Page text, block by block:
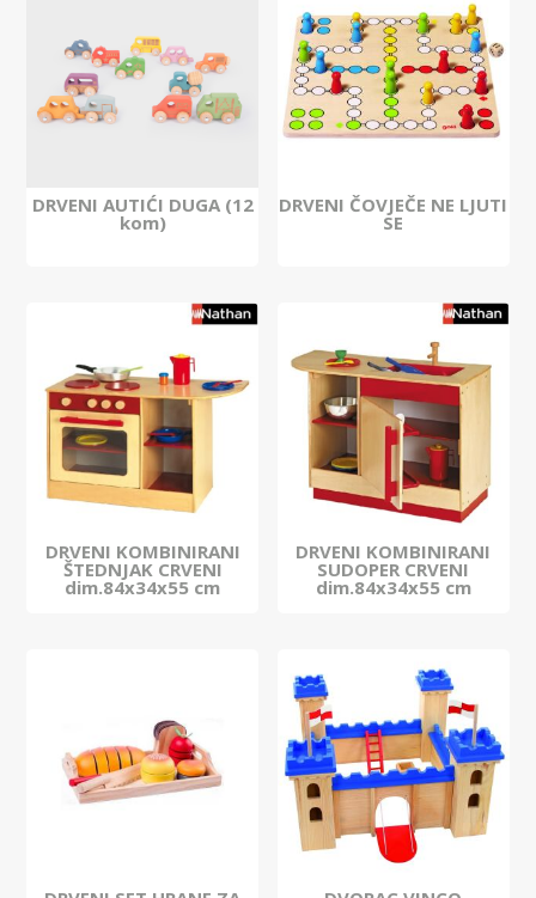
DRVENI AUTIĆI DUGA (12
kom)
DRVENI ČOVJEČE NE LJUTI
SE
DRVENI KOMBINIRANI
ŠTEDNJAK CRVENI
dim.84x34x55 cm
DRVENI KOMBINIRANI
SUDOPER CRVENI
dim.84x34x55 cm